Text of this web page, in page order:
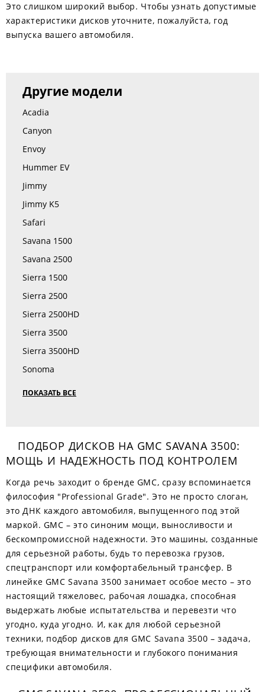
Это слишком широкий выбор. Чтобы узнать допустимые
характеристики дисков уточните, пожалуйста, год
выпуска вашего автомобиля.
Другие модели
Acadia
Canyon
Envoy
Hummer EV
Jimmy
Jimmy K5
Safari
Savana 1500
Savana 2500
Sierra 1500
Sierra 2500
Sierra 2500HD
Sierra 3500
Sierra 3500HD
Sonoma
ПОКАЗАТЬ ВСЕ
ПОДБОР ДИСКОВ НА GMC SAVANA 3500:
МОЩЬ И НАДЕЖНОСТЬ ПОД КОНТРОЛЕМ
Когда речь заходит о бренде GMC, сразу вспоминается
философия "Professional Grade". Это не просто слоган,
это ДНК каждого автомобиля, выпущенного под этой
маркой. GMC – это синоним мощи, выносливости и
бескомпромиссной надежности. Это машины, созданные
для серьезной работы, будь то перевозка грузов,
спецтранспорт или комфортабельный трансфер. В
линейке GMC Savana 3500 занимает особое место – это
настоящий тяжеловес, рабочая лошадка, способная
выдержать любые испытательства и перевезти что
угодно, куда угодно. И, как для любой серьезной
техники, подбор дисков для GMC Savana 3500 – задача,
требующая внимательности и глубокого понимания
специфики автомобиля.